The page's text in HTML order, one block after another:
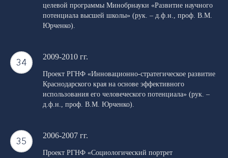
целевой программы Минобрнауки «Развитие научного
потенциала высшей школы» (рук. – д.ф.н., проф. В.М.
Юрченко).
2009-2010 гг.
Проект РГНФ «Инновационно-стратегическое развитие
Краснодарского края на основе эффективного
использования его человеческого потенциала» (рук. –
д.ф.н., проф. В.М. Юрченко).
2006-2007 гг.
Проект РГНФ «Социологический портрет